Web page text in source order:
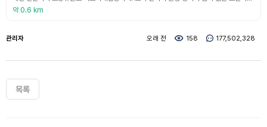
약 0.6 km
관리자 오래 전 158 177,502,328
목록